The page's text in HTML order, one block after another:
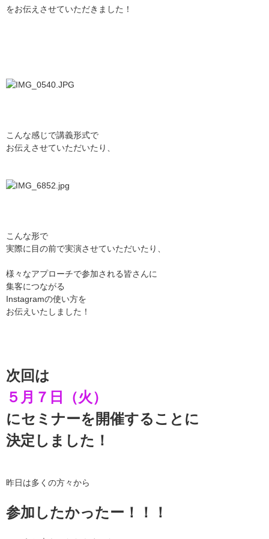
をお伝えさせていただきました！
こんな感じで講義形式で
お伝えさせていただいたり、
こんな形で
実際に目の前で実演させていただいたり、
様々なアプローチで参加される皆さんに
集客につながる
Instagramの使い方を
お伝えいたしました！
次回は
５月７日（火）
にセミナーを開催することに
決定しました！
昨日は多くの方々から
参加したかったー！！！